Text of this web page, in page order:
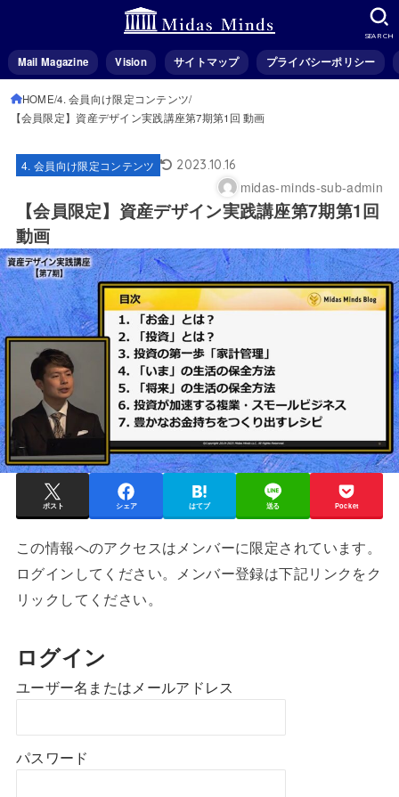
Mail Magazine Vision サイトマップ プライバシーポリシー
SEARCH
HOME 4. 会員向け限定コンテンツ
【会員限定】資産デザイン実践講座第7期第1回 動画
4. 会員向け限定コンテンツ 2023.10.16
midas-minds-sub-admin
【会員限定】資産デザイン実践講座第7期第1回
動画
ポスト シェア はてブ 送る Pocket
この情報へのアクセスはメンバーに限定されています。
ログインしてください。メンバー登録は下記リンクをク
リックしてください。
ログイン
ユーザー名またはメールアドレス
パスワード